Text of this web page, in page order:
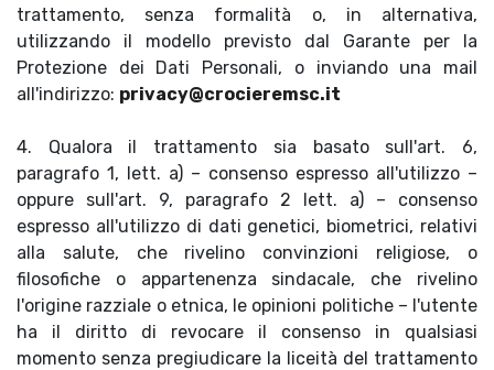
trattamento, senza formalità o, in alternativa,
utilizzando il modello previsto dal Garante per la
Protezione dei Dati Personali, o inviando una mail
all'indirizzo: privacy@crocieremsc.it
4. Qualora il trattamento sia basato sull'art. 6,
paragrafo 1, lett. a) – consenso espresso all'utilizzo –
oppure sull'art. 9, paragrafo 2 lett. a) – consenso
espresso all'utilizzo di dati genetici, biometrici, relativi
alla salute, che rivelino convinzioni religiose, o
filosofiche o appartenenza sindacale, che rivelino
l'origine razziale o etnica, le opinioni politiche – l'utente
ha il diritto di revocare il consenso in qualsiasi
momento senza pregiudicare la liceità del trattamento